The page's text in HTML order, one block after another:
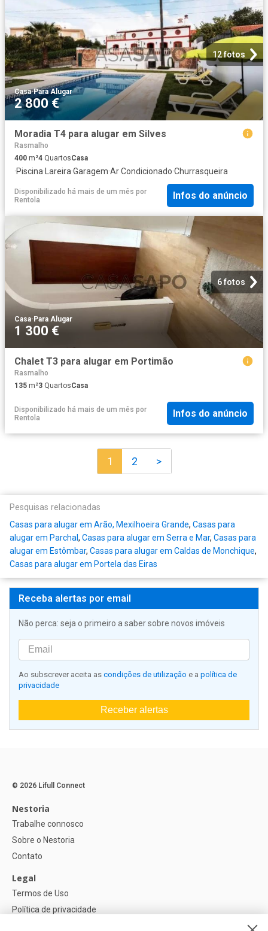
12 fotos
Casa·Para Alugar
2 800 €
Moradia T4 para alugar em Silves
Rasmalho
400 m²4 QuartosCasa
·Piscina· Lareira·Garagem·Ar Condicionado·Churrasqueira
Disponibilizado há mais de um mês por
Rentola
Infos do anúncio
6 fotos
Casa·Para Alugar
1 300 €
Chalet T3 para alugar em Portimão
Rasmalho
135 m²3 QuartosCasa
Disponibilizado há mais de um mês por
Rentola
Infos do anúncio
1 2 >
Pesquisas relacionadas
Casas para alugar em Arão, Mexilhoeira Grande, Casas para
alugar em Parchal, Casas para alugar em Serra e Mar, Casas para
alugar em Estômbar, Casas para alugar em Caldas de Monchique,
Casas para alugar em Portela das Eiras
Receba alertas por email
Não perca: seja o primeiro a saber sobre novos imóveis
Ao subscrever aceita as condições de utilização e a política de
privacidade
Receber alertas
© 2026 Lifull Connect
Nestoria
Trabalhe connosco
Sobre o Nestoria
Contato
Legal
Termos de Uso
Política de privacidade